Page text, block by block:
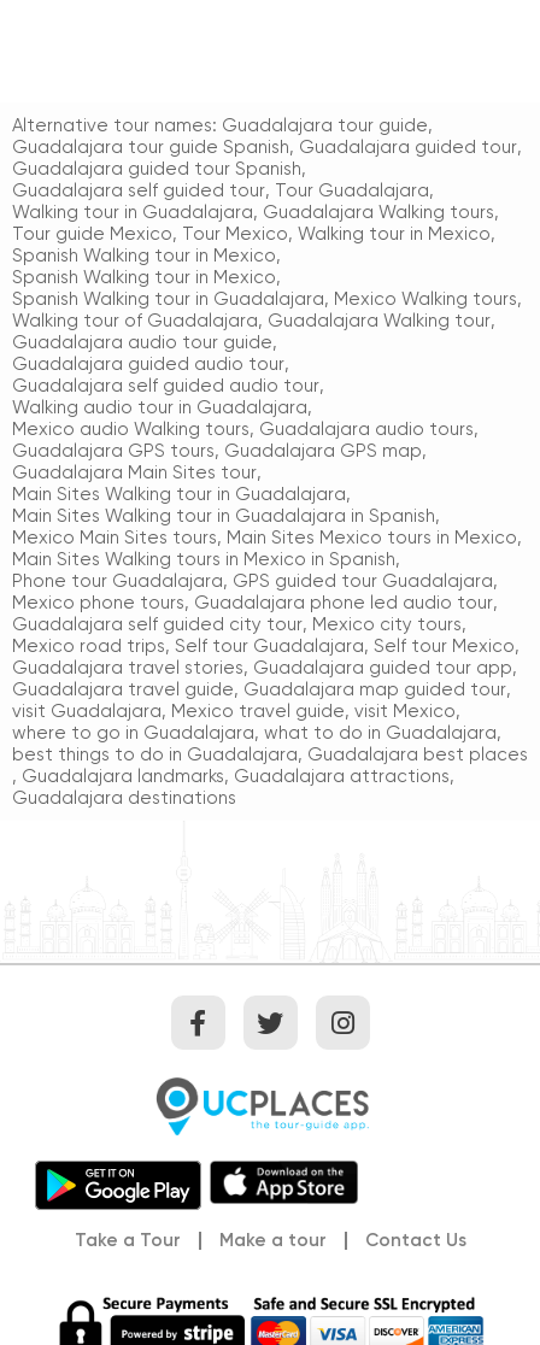
Alternative tour names: Guadalajara tour guide,
Guadalajara tour guide Spanish, Guadalajara guided tour,
Guadalajara guided tour Spanish,
Guadalajara self guided tour, Tour Guadalajara,
Walking tour in Guadalajara, Guadalajara Walking tours,
Tour guide Mexico, Tour Mexico, Walking tour in Mexico,
Spanish Walking tour in Mexico,
Spanish Walking tour in Mexico,
Spanish Walking tour in Guadalajara, Mexico Walking tours,
Walking tour of Guadalajara, Guadalajara Walking tour,
Guadalajara audio tour guide,
Guadalajara guided audio tour,
Guadalajara self guided audio tour,
Walking audio tour in Guadalajara,
Mexico audio Walking tours, Guadalajara audio tours,
Guadalajara GPS tours, Guadalajara GPS map,
Guadalajara Main Sites tour,
Main Sites Walking tour in Guadalajara,
Main Sites Walking tour in Guadalajara in Spanish,
Mexico Main Sites tours, Main Sites Mexico tours in Mexico,
Main Sites Walking tours in Mexico in Spanish,
Phone tour Guadalajara, GPS guided tour Guadalajara,
Mexico phone tours, Guadalajara phone led audio tour,
Guadalajara self guided city tour, Mexico city tours,
Mexico road trips, Self tour Guadalajara, Self tour Mexico,
Guadalajara travel stories, Guadalajara guided tour app,
Guadalajara travel guide, Guadalajara map guided tour,
visit Guadalajara, Mexico travel guide, visit Mexico,
where to go in Guadalajara, what to do in Guadalajara,
best things to do in Guadalajara, Guadalajara best places
, Guadalajara landmarks, Guadalajara attractions,
Guadalajara destinations
Take a Tour Make a tour Contact Us